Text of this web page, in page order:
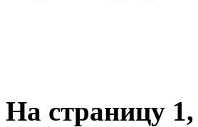
На страницу 1,